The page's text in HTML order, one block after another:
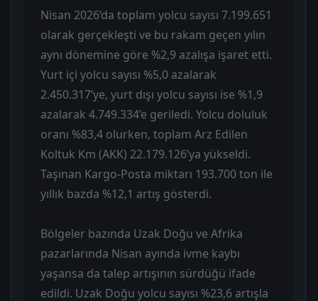
Nisan 2026’da toplam yolcu sayısı 7.199.651
olarak gerçekleşti ve bu rakam geçen yılın
aynı dönemine göre %2,9 azalışa işaret etti.
Yurt içi yolcu sayısı %5,0 azalarak
2.450.317’ye, yurt dışı yolcu sayısı ise %1,9
azalarak 4.749.334’e geriledi. Yolcu doluluk
oranı %83,4 olurken, toplam Arz Edilen
Koltuk Km (AKK) 22.179.126’ya yükseldi.
Taşınan Kargo-Posta miktarı 193.700 ton ile
yıllık bazda %12,1 artış gösterdi.
Bölgeler bazında Uzak Doğu ve Afrika
pazarlarında Nisan ayında ivme kaybı
yaşansa da talep artışının sürdüğü ifade
edildi. Uzak Doğu yolcu sayısı %23,6 artışla